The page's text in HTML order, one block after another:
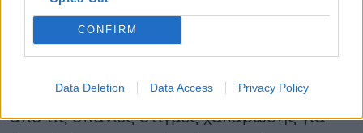
CONFIRM
Data Deletion Data Access Privacy Policy
βρισκόταν στο σπίτι του στον Άγιο
Δημήτριο. Λίγες ώρες πριν, καθόταν στον
βλέποντας έναν αγώνα μπάσκετ. Ήταν μια
από τις σπάνιες στιγμές χαλάρωσης για